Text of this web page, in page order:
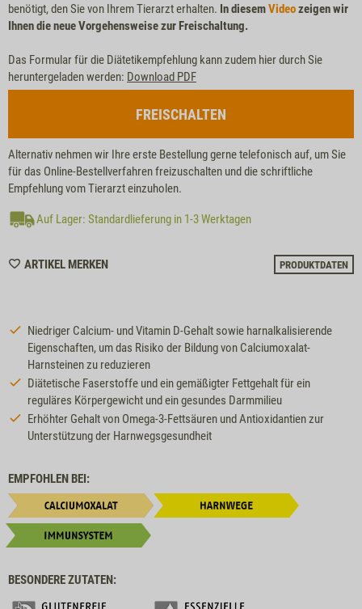
benötigt, den Sie von Ihrem Tierarzt erhalten. In diesemVideozeigen wir
Ihnen die neue Vorgehensweise zur Freischaltung.
Das Formular für die Diätetikempfehlung kann zudem hier durch Sie
heruntergeladen werden: Download PDF
FREISCHALTEN
Alternativ nehmen wir Ihre erste Bestellung gerne telefonisch auf, um Sie
für das Online-Bestellverfahren freizuschalten und die schriftliche
Empfehlung vom Tierarzt einzuholen.
Auf Lager: Standardlieferung in 1-3 Werktagen
ARTIKEL MERKENWISHLIST
PRODUKTDATEN
Niedriger Calcium- und Vitamin D-Gehalt sowie harnalkalisierende
Eigenschaften, um das Risiko der Bildung von Calciumoxalat-
Harnsteinen zu reduzieren
Diätetische Faserstoffe und ein gemäßigter Fettgehalt für ein
reguläres Körpergewicht und ein gesundes Darmmilieu
Erhöhter Gehalt von Omega-3-Fettsäuren und Antioxidantien zur
Unterstützung der Harnwegsgesundheit
EMPFOHLEN BEI:
BESONDERE ZUTATEN: